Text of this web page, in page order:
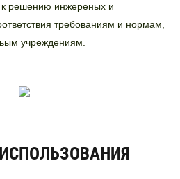
к решению инжереных и
требованиям и нормам,
учреждениям.
ИСПОЛЬЗОВАНИЯ